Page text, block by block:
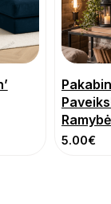
5.00€